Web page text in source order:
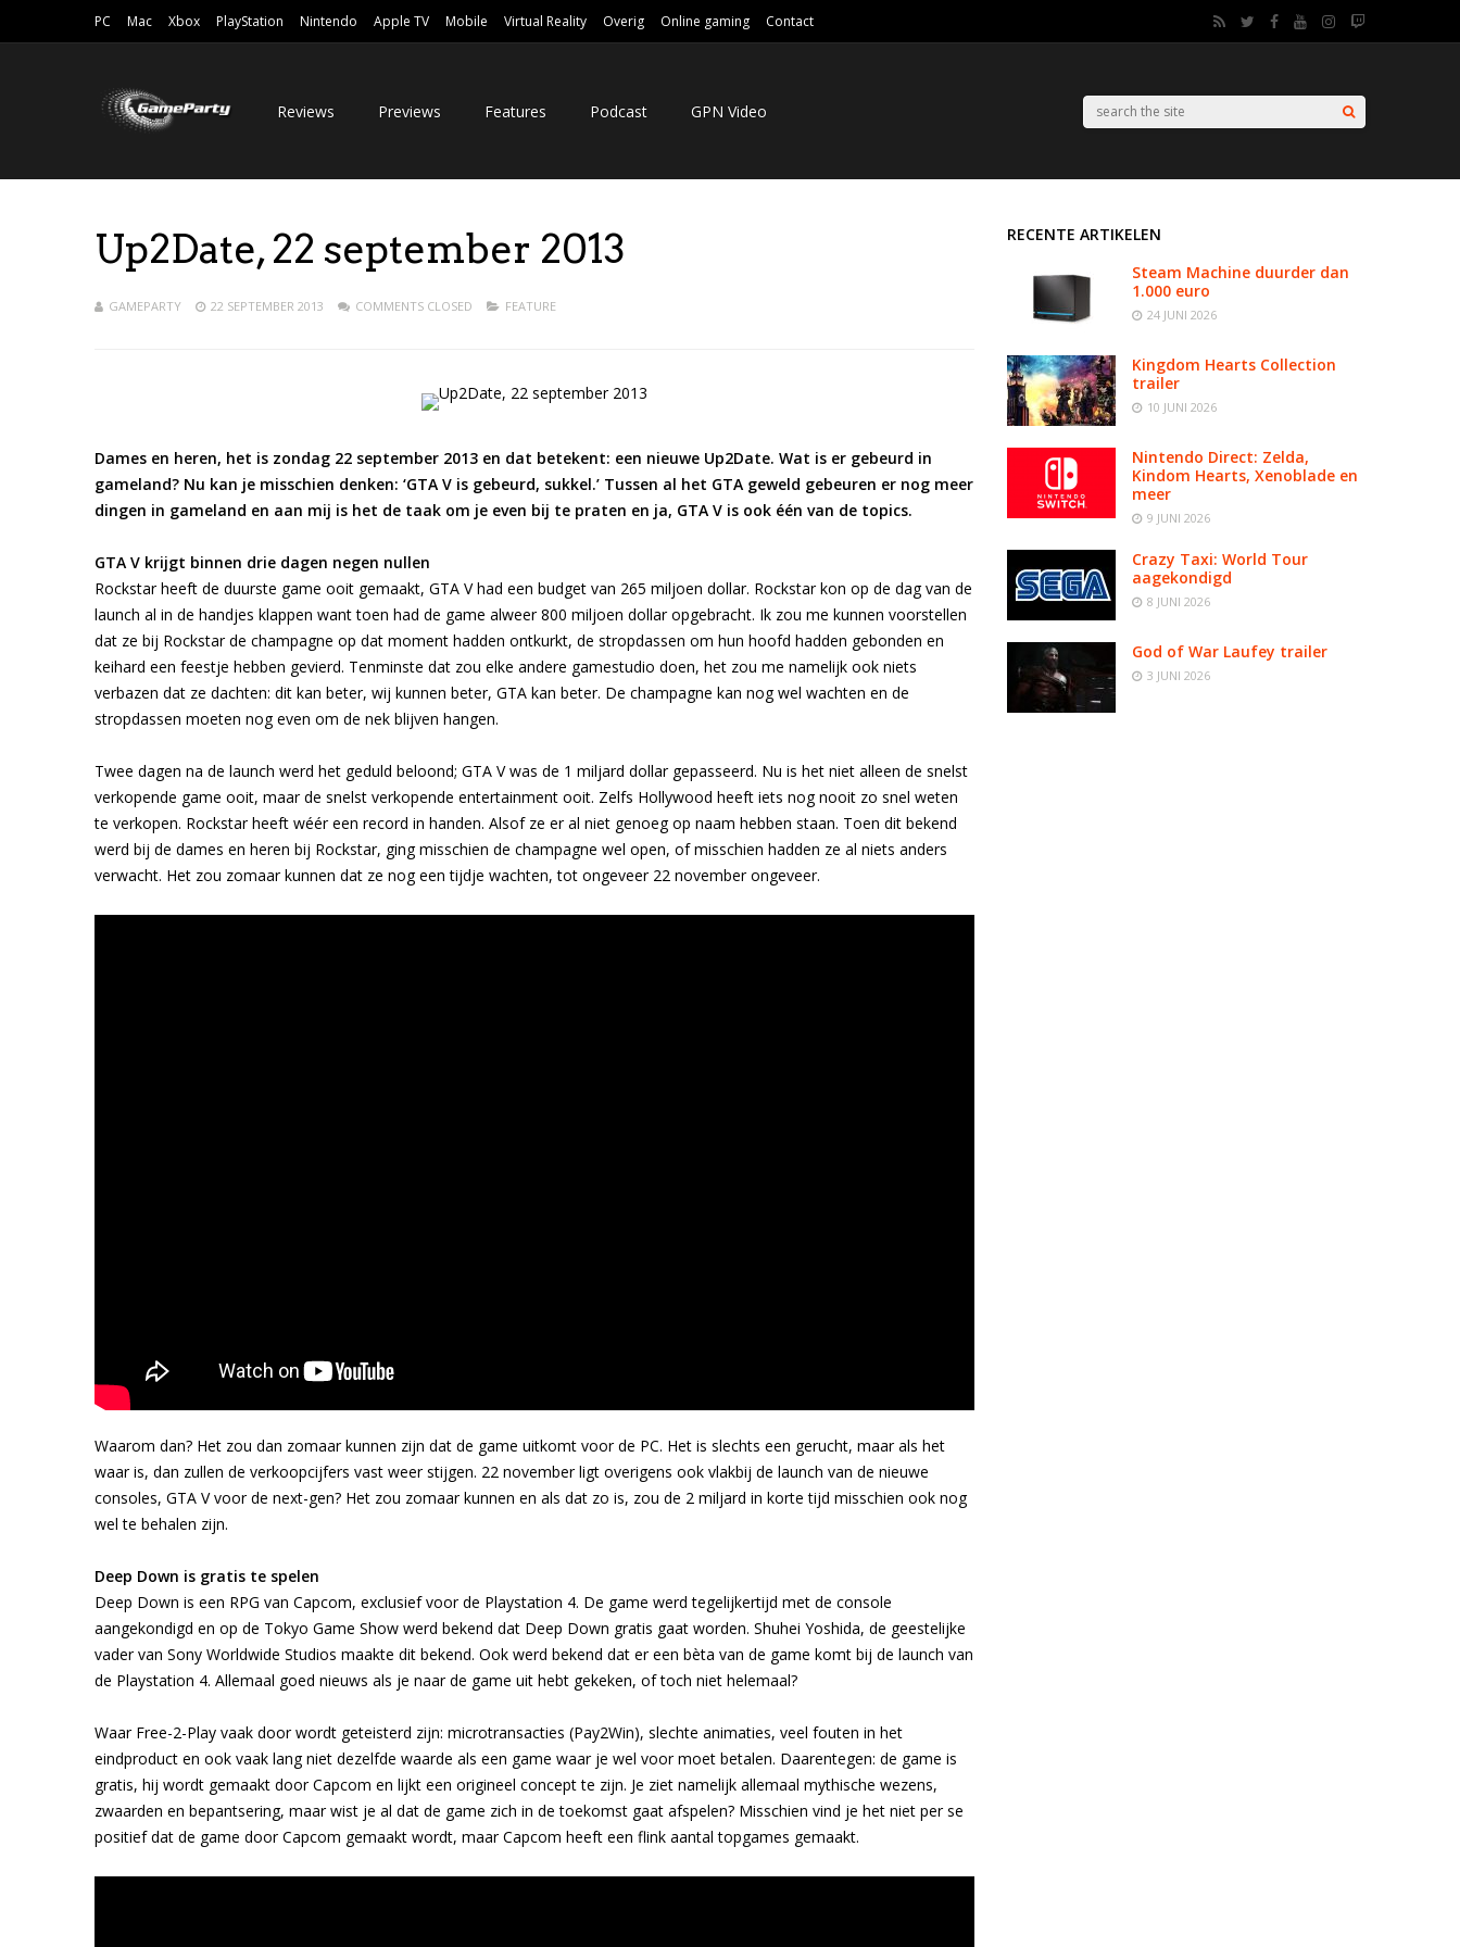
PC Mac Xbox PlayStation Nintendo Apple TV Mobile Virtual Reality Overig Online gaming Contact
Reviews Previews Features Podcast GPN Video
Up2Date, 22 september 2013
GAMEPARTY 22 SEPTEMBER 2013 COMMENTS CLOSED FEATURE
Dames en heren, het is zondag 22 september 2013 en dat betekent: een nieuwe Up2Date. Wat is er gebeurd in
gameland? Nu kan je misschien denken: ‘GTA V is gebeurd, sukkel.’ Tussen al het GTA geweld gebeuren er nog meer
dingen in gameland en aan mij is het de taak om je even bij te praten en ja, GTA V is ook één van de topics.
GTA V krijgt binnen drie dagen negen nullen
Rockstar heeft de duurste game ooit gemaakt, GTA V had een budget van 265 miljoen dollar. Rockstar kon op de dag van de
launch al in de handjes klappen want toen had de game alweer 800 miljoen dollar opgebracht. Ik zou me kunnen voorstellen
dat ze bij Rockstar de champagne op dat moment hadden ontkurkt, de stropdassen om hun hoofd hadden gebonden en
keihard een feestje hebben gevierd. Tenminste dat zou elke andere gamestudio doen, het zou me namelijk ook niets
verbazen dat ze dachten: dit kan beter, wij kunnen beter, GTA kan beter. De champagne kan nog wel wachten en de
stropdassen moeten nog even om de nek blijven hangen.
Twee dagen na de launch werd het geduld beloond; GTA V was de 1 miljard dollar gepasseerd. Nu is het niet alleen de snelst
verkopende game ooit, maar de snelst verkopende entertainment ooit. Zelfs Hollywood heeft iets nog nooit zo snel weten
te verkopen. Rockstar heeft wéér een record in handen. Alsof ze er al niet genoeg op naam hebben staan. Toen dit bekend
werd bij de dames en heren bij Rockstar, ging misschien de champagne wel open, of misschien hadden ze al niets anders
verwacht. Het zou zomaar kunnen dat ze nog een tijdje wachten, tot ongeveer 22 november ongeveer.
Waarom dan? Het zou dan zomaar kunnen zijn dat de game uitkomt voor de PC. Het is slechts een gerucht, maar als het
waar is, dan zullen de verkoopcijfers vast weer stijgen. 22 november ligt overigens ook vlakbij de launch van de nieuwe
consoles, GTA V voor de next-gen? Het zou zomaar kunnen en als dat zo is, zou de 2 miljard in korte tijd misschien ook nog
wel te behalen zijn.
Deep Down is gratis te spelen
Deep Down is een RPG van Capcom, exclusief voor de Playstation 4. De game werd tegelijkertijd met de console
aangekondigd en op de Tokyo Game Show werd bekend dat Deep Down gratis gaat worden. Shuhei Yoshida, de geestelijke
vader van Sony Worldwide Studios maakte dit bekend. Ook werd bekend dat er een bèta van de game komt bij de launch van
de Playstation 4. Allemaal goed nieuws als je naar de game uit hebt gekeken, of toch niet helemaal?
Waar Free-2-Play vaak door wordt geteisterd zijn: microtransacties (Pay2Win), slechte animaties, veel fouten in het
eindproduct en ook vaak lang niet dezelfde waarde als een game waar je wel voor moet betalen. Daarentegen: de game is
gratis, hij wordt gemaakt door Capcom en lijkt een origineel concept te zijn. Je ziet namelijk allemaal mythische wezens,
zwaarden en bepantsering, maar wist je al dat de game zich in de toekomst gaat afspelen? Misschien vind je het niet per se
positief dat de game door Capcom gemaakt wordt, maar Capcom heeft een flink aantal topgames gemaakt.
RECENTE ARTIKELEN
Steam Machine duurder dan
1.000 euro
24 JUNI 2026
Kingdom Hearts Collection
trailer
10 JUNI 2026
Nintendo Direct: Zelda,
Kindom Hearts, Xenoblade en
meer
9 JUNI 2026
Crazy Taxi: World Tour
aagekondigd
8 JUNI 2026
God of War Laufey trailer
3 JUNI 2026